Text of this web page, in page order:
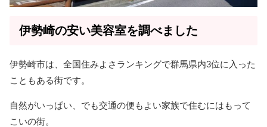
伊勢崎の安い美容室を調べました
伊勢崎市は、全国住みよさランキングで群馬県内3位に入った
こともある街です。
自然がいっぱい、でも交通の便もよい家族で住むにはもって
こいの街。